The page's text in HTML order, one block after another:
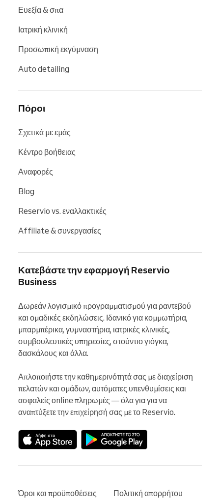
Ευεξία & σπα
Ιατρική κλινική
Προσωπική εκγύμναση
Auto detailing
Πόροι
Σχετικά με εμάς
Κέντρο βοήθειας
Αναφορές
Blog
Reservio vs. εναλλακτικές
Affiliate & συνεργασίες
Κατεβάστε την εφαρμογή Reservio
Business
Δωρεάν λογισμικό προγραμματισμού για ραντεβού
και ομαδικές εκδηλώσεις. Ιδανικό για κομμωτήρια,
μπαρμπέρικα, γυμναστήρια, ιατρικές κλινικές,
συμβουλευτικές υπηρεσίες, στούντιο γιόγκα,
δασκάλους και άλλα.
Απλοποιήστε την καθημερινότητά σας με διαχείριση
πελατών και ομάδων, αυτόματες υπενθυμίσεις και
ασφαλείς online πληρωμές — όλα για για να
αναπτύξετε την επιχείρησή σας με το Reservio.
Όροι και προϋποθέσεις Πολιτική απορρήτου